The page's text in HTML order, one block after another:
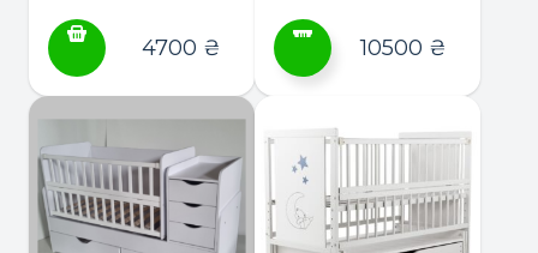
4700 ₴
матрас
має
кілька
варіантів.
Параметри
10500 ₴